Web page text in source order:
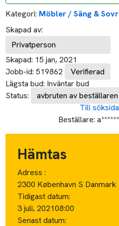
Kategori: Möbler / Säng &
Skapad av:
Privatperson
Skapad: 15 jan, 2021
Jobb-id: 519862
Verifierad
Lägsta bud: Inväntar bud
Status:
avbruten av beställaren
Till
Beställare:
Hämtas
Adress :
2300 København S Danmark
Tidigast datum:
3 juli, 202108:00
Senast datum: